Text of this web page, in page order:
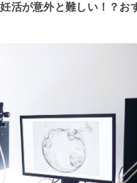
活が意外と難しい！？お